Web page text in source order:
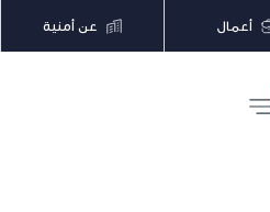
أعمال عن أمنية